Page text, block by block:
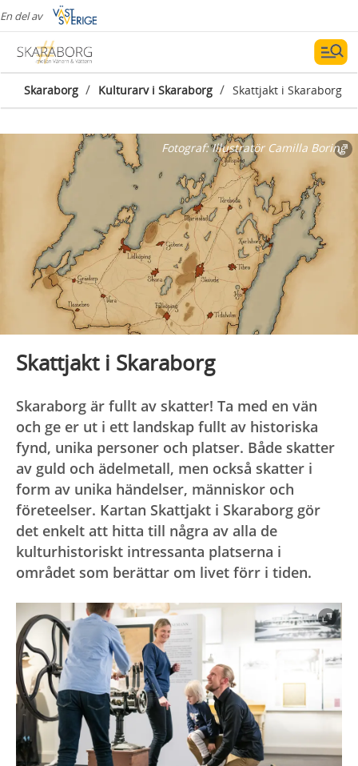
En del av
Skaraborg / Kulturarv i Skaraborg / Skattjakt i Skaraborg
Fotograf:Illustratör Camilla Boring
Skattjakt i Skaraborg
Skaraborg är fullt av skatter! Ta med en vän
och ge er ut i ett landskap fullt av historiska
fynd, unika personer och platser. Både skatter
av guld och ädelmetall, men också skatter i
form av unika händelser, människor och
företeelser. Kartan Skattjakt i Skaraborg gör
det enkelt att hitta till några av alla de
kulturhistoriskt intressanta platserna i
området som berättar om livet förr i tiden.